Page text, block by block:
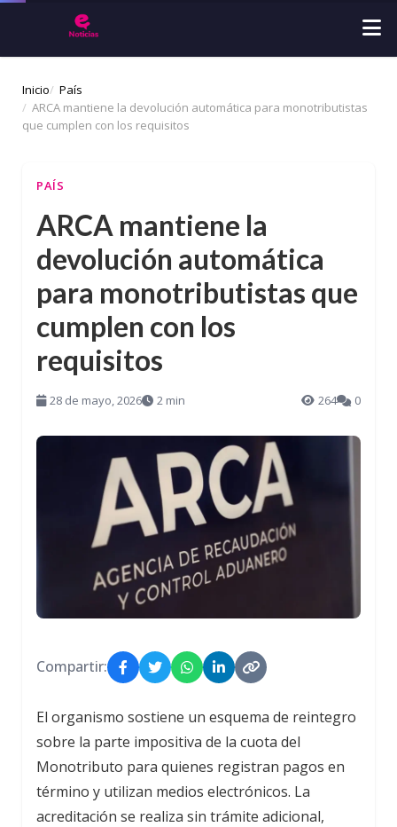
Inicio
País
ARCA mantiene la devolución automática para monotributistas
que cumplen con los requisitos
PAÍS
ARCA mantiene la
devolución automática
para monotributistas que
cumplen con los
requisitos
28 de mayo, 2026 2 min 264 0
Compartir:
El organismo sostiene un esquema de reintegro
sobre la parte impositiva de la cuota del
Monotributo para quienes registran pagos en
término y utilizan medios electrónicos. La
acreditación se realiza sin trámite adicional,